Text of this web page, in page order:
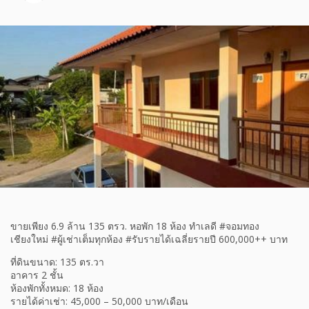
ขายเพียง 6.9 ล้าน 135 ตรว. หอพัก 18 ห้อง ทำเลดี #จอมทอง
เชียงใหม่ #ผู้เช่าเต็มทุกห้อง #รับรายได้เฉลี่ยรายปี 600,000++ บาท
ที่ดินขนาด: 135 ตร.วา
อาคาร 2 ชั้น
ห้องพักทั้งหมด: 18 ห้อง
รายได้ค่าเช่า: 45,000 – 50,000 บาท/เดือน